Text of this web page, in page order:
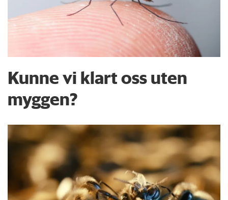
Kunne vi klart oss uten
myggen?